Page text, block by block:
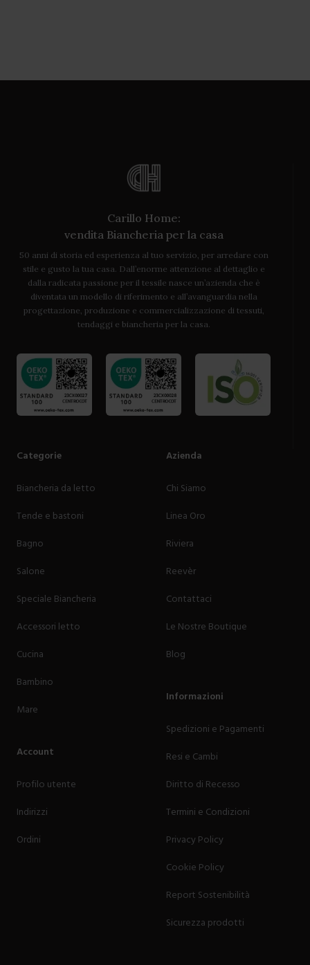
Carillo Home:
vendita Biancheria per la casa
50 anni di storia ed esperienza al tuo servizio, per arredare con
stile e gusto la tua casa. Dall’enorme attenzione al dettaglio e
dalla radicata passione per il tessile nasce un’azienda che è
diventata un modello di riferimento e all’avanguardia nella
progettazione, produzione e commercializzazione di tessuti,
tendaggi e biancheria per la casa.
Categorie
Biancheria da letto
Tende e bastoni
Bagno
Salone
Speciale Biancheria
Accessori letto
Cucina
Bambino
Mare
Account
Profilo utente
Indirizzi
Ordini
Azienda
Chi Siamo
Linea Oro
Riviera
Reevèr
Contattaci
Le Nostre Boutique
Blog
Informazioni
Spedizioni e Pagamenti
Resi e Cambi
Diritto di Recesso
Termini e Condizioni
Privacy Policy
Cookie Policy
Report Sostenibilità
Sicurezza prodotti